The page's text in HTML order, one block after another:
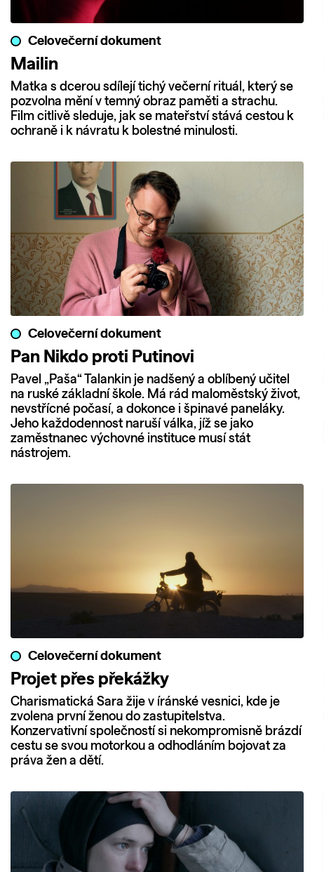
Celovečerní dokument
Mailin
Matka s dcerou sdílejí tichý večerní rituál, který se
pozvolna mění v temný obraz paměti a strachu.
Film citlivě sleduje, jak se mateřství stává cestou k
ochraně i k návratu k bolestné minulosti.
Celovečerní dokument
Pan Nikdo proti Putinovi
Pavel „Paša“ Talankin je nadšený a oblíbený učitel
na ruské základní škole. Má rád maloměstský život,
nevstřícné počasí, a dokonce i špinavé paneláky.
Jeho každodennost naruší válka, jíž se jako
zaměstnanec výchovné instituce musí stát
nástrojem.
Celovečerní dokument
Projet přes překážky
Charismatická Sara žije v íránské vesnici, kde je
zvolena první ženou do zastupitelstva.
Konzervativní společností si nekompromisně brázdí
cestu se svou motorkou a odhodláním bojovat za
práva žen a dětí.